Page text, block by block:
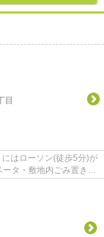
目
はローソン(徒歩5分)が
タ・敷地内ごみ置き場